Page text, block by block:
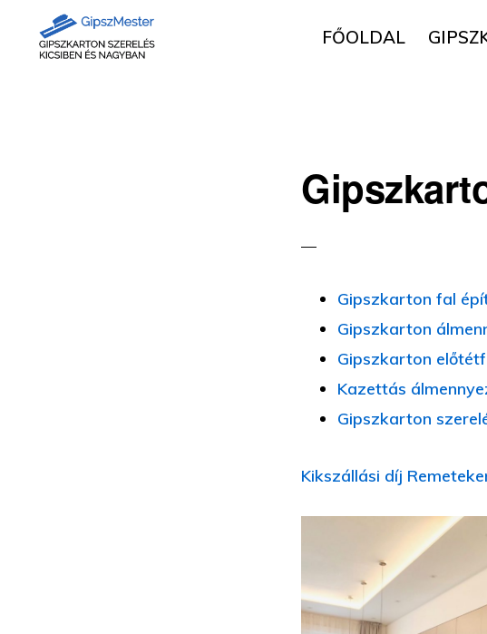
FŐOLDAL
Gipszkarton fal
Gipszkarton
Gipszkarton
Kazettás
Gipszkarton
Kikszállási díj